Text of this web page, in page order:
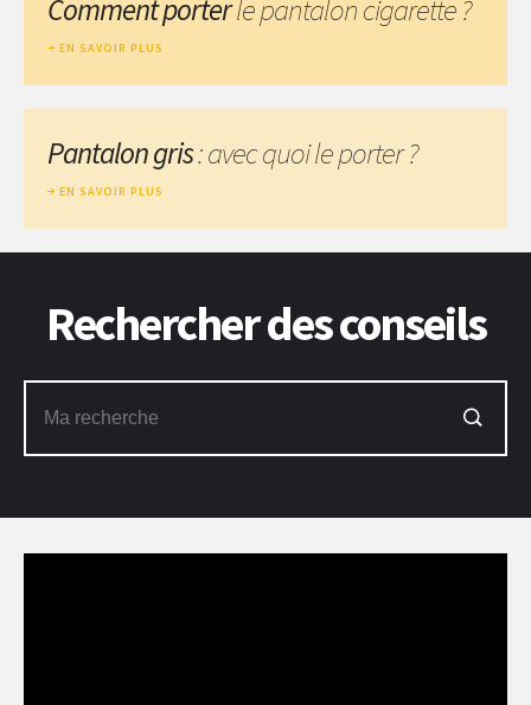
Comment porterle pantalon cigarette ?
EN SAVOIR PLUS
Pantalon gris: avec quoi le porter ?
EN SAVOIR PLUS
Rechercher des conseils